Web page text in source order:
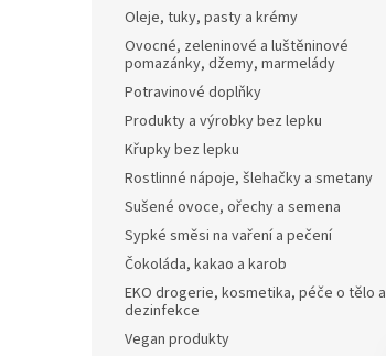
Oleje, tuky, pasty a krémy
Ovocné, zeleninové a luštěninové
pomazánky, džemy, marmelády
Potravinové doplňky
Produkty a výrobky bez lepku
Křupky bez lepku
Rostlinné nápoje, šlehačky a smetany
Sušené ovoce, ořechy a semena
Sypké směsi na vaření a pečení
Čokoláda, kakao a karob
EKO drogerie, kosmetika, péče o tělo a
dezinfekce
Vegan produkty